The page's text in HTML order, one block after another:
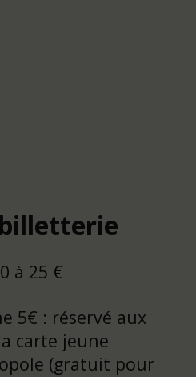
à 25 €
5€ : réservé aux
carte jeune
(gratuit pour